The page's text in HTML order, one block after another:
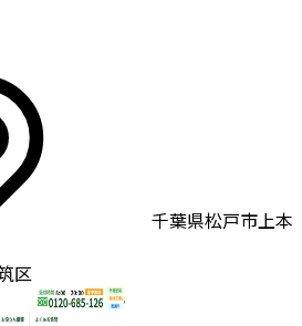
千葉県松戸市上本
区